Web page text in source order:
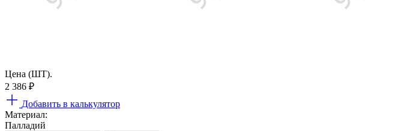
Цена (ШТ).
2 386 ₽
Добавить в калькулятор
Материал:
Палладий